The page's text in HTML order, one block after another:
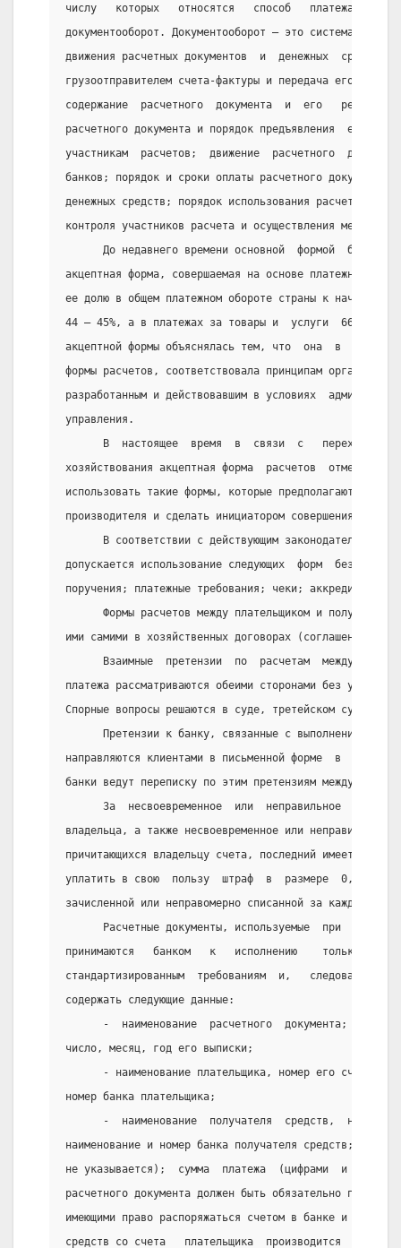
числу   которых   относятся   способ   платежа   и
документооборот. Документооборот — это система
движения расчетных документов  и  денежных
грузоотправителем счета-фактуры и передача его
содержание  расчетного  документа  и  его
расчетного документа и порядок предъявления  его
участникам  расчетов;  движение  расчетного
банков; порядок и сроки оплаты расчетного
денежных средств; порядок использования расчетного
контроля участников расчета и осуществления мер
До недавнего времени основной  формой
акцептная форма, совершаемая на основе платежных
ее долю в общем платежном обороте страны к началу
44 — 45%, а в платежах за товары и  услуги  66  —
акцептной формы объяснялась тем, что  она  в
формы расчетов, соответствовала принципам
разработанным и действовавшим в условиях
управления.
В  настоящее  время  в  связи  с   переходом
хозяйствования акцептная форма  расчетов  отменена
использовать такие формы, которые предполагают
производителя и сделать инициатором совершения
В соответствии с действующим законодательством
допускается использование следующих  форм
поручения; платежные требования; чеки; аккредитивы;
Формы расчетов между плательщиком и
ими самими в хозяйственных договорах (соглашениях).
Взаимные  претензии  по  расчетам  между
платежа рассматриваются обеими сторонами без участия
Спорные вопросы решаются в суде, третейском суде и
Претензии к банку, связанные с выполнением
направляются клиентами в письменной форме  в
банки ведут переписку по этим претензиям между собой.
За  несвоевременное  или  неправильное
владельца, а также несвоевременное или неправильное
причитающихся владельцу счета, последний имеет
уплатить в свою  пользу  штраф  в  размере  0,5%  от
зачисленной или неправомерно списанной за каждый
Расчетные документы, используемые  при
принимаются   банком   к   исполнению    только
стандартизированным  требованиям  и,
содержать следующие данные:
-  наименование  расчетного  документа;  номер
число, месяц, год его выписки;
- наименование плательщика, номер его счета в
номер банка плательщика;
-  наименование  получателя  средств,  номер
наименование и номер банка получателя средств;
не указывается);  сумма  платежа  (цифрами  и
расчетного документа должен быть обязательно
имеющими право распоряжаться счетом в банке и иметь
средств со счета   плательщика  производится